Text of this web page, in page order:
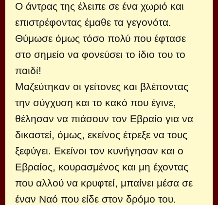
Ο άντρας της έλειπε σε ένα χωριό και
επιστρέφοντας έμαθε τα γεγονότα.
Θύμωσε όμως τόσο πολύ που έφτασε
στο σημείο να φονεύσει το ίδιο του το
παιδί!
Μαζεύτηκαν οι γείτονες και βλέποντας
την σύγχυση και το κακό που έγινε,
θέλησαν να πιάσουν τον Εβραίο για να
δικαστεί, όμως, εκείνος έτρεξε να τους
ξεφύγει. Εκείνοι τον κυνήγησαν και ο
Εβραίος, κουρασμένος και μη έχοντας
που αλλού να κρυφτεί, μπαίνει μέσα σε
έναν Ναό που είδε στον δρόμο του.